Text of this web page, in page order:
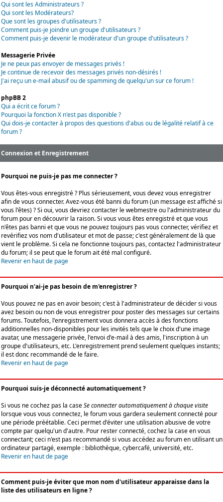
Qui sont les Administrateurs ?
Qui sont les Modérateurs?
Que sont les groupes d'utilisateurs ?
Comment puis-je joindre un groupe d'utilisateurs ?
Comment puis-je devenir le modérateur d'un groupe d'utilisateurs ?
Messagerie Privée
Je ne peux pas envoyer de messages privés !
Je continue de recevoir des messages privés non-désirés !
J'ai reçu un e-mail abusif ou de spamming de quelqu'un sur ce forum !
phpBB 2
Qui a écrit ce forum ?
Pourquoi la fonction X n'est pas disponible ?
Qui dois-je contacter à propos des questions d'abus ou de légalité relatif à ce
forum ?
Connexion et Enregistrement
Pourquoi ne puis-je pas me connecter ?
Vous êtes-vous enregistré ? Plus sérieusement, vous devez vous enregistrer
afin de vous connecter. Avez-vous été banni du forum (un message est affiché si
vous l'êtes) ? Si oui, vous devriez contacter le webmestre ou l'administrateur du
forum pour en découvrir la raison. Si vous vous êtes enregistré et que vous
n'êtes pas banni et que vous ne pouvez toujours pas vous connecter, vérifiez et
revérifiez vos nom d'utilisateur et mot de passe; c'est généralement de là que
vient le problème. Si cela ne fonctionne toujours pas, contactez l'administrateur
du forum; il se peut que le forum ait été mal configuré.
Revenir en haut de page
Pourquoi n'ai-je pas besoin de m'enregistrer ?
Vous pouvez ne pas en avoir besoin; c'est à l'administrateur de décider si vous
avez besoin ou non de vous enregistrer pour poster des messages sur certains
forums. Toutefois, l'enregistrement vous donnera accès à des fonctions
additionnelles non-disponibles pour les invités tels que le choix d'une image
avatar, une messagerie privée, l'envoi d'e-mail à des amis, l'inscription à un
groupe d'utilisateurs, etc. L'enregistrement prend seulement quelques instants;
il est donc recommandé de le faire.
Revenir en haut de page
Pourquoi suis-je déconnecté automatiquement ?
Si vous ne cochez pas la caseSe connecter automatiquement à chaque visite
lorsque vous vous connectez, le forum vous gardera seulement connecté pour
une période préétablie. Ceci permet d'éviter une utilisation abusive de votre
compte par quelqu'un d'autre. Pour rester connecté, cochez la case en vous
connectant; ceci n'est pas recommandé si vous accédez au forum en utilisant un
ordinateur partagé, exemple : bibliothèque, cybercafé, université, etc.
Revenir en haut de page
Comment puis-je éviter que mon nom d'utilisateur apparaisse dans la
liste des utilisateurs en ligne ?